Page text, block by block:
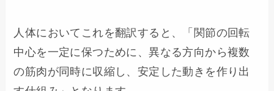
人体においてこれを翻訳すると、「関節の回転
中心を一定に保つために、異なる方向から複数
の筋肉が同時に収縮し、安定した動きを作り出